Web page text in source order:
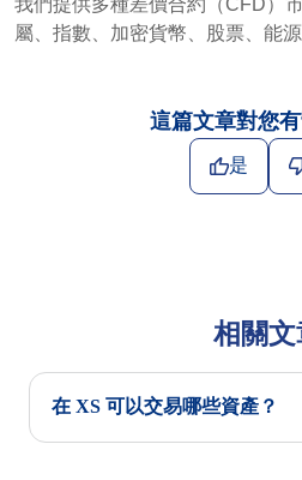
我們提供多種差價合約（CFD）
屬、指數、加密貨幣、股票、能源
這篇文章對您
是
相關文
在 XS 可以交易哪些資產？